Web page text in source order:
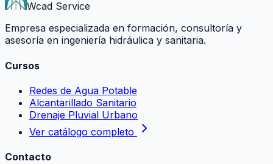
Wcad Service
Empresa especializada en formación, consultoría y
asesoría en ingeniería hidráulica y sanitaria.
Cursos
Redes de Agua Potable
Alcantarillado Sanitario
Drenaje Pluvial Urbano
Ver catálogo completo
Contacto